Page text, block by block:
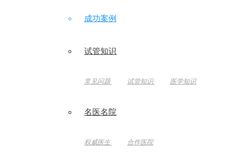
成功案例
试管知识
常见问题 试管知识 医学知识
名医名院
权威医生 合作医院